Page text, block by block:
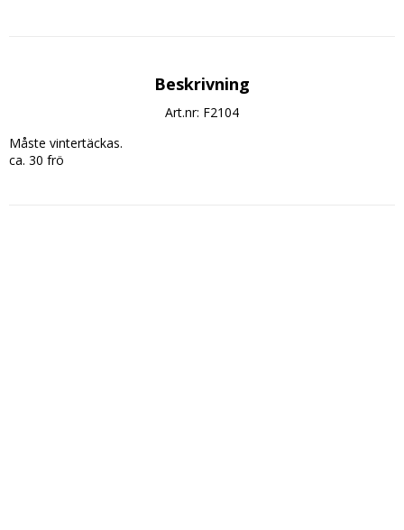
Beskrivning
Art.nr: F2104
Måste vintertäckas.
ca. 30 frö